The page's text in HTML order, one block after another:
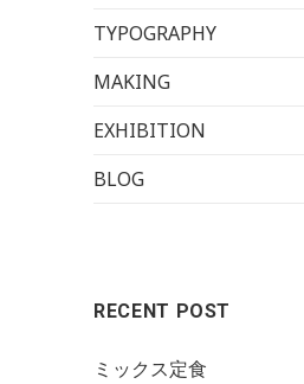
TYPOGRAPHY
MAKING
EXHIBITION
BLOG
RECENT POST
ミックス定食